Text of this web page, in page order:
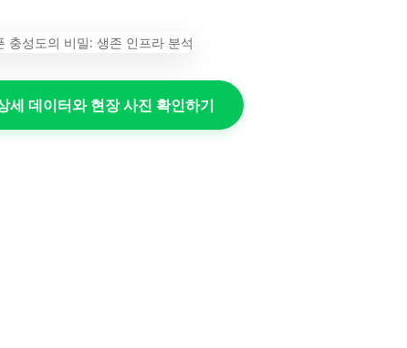
세 데이터와 현장 사진 확인하기